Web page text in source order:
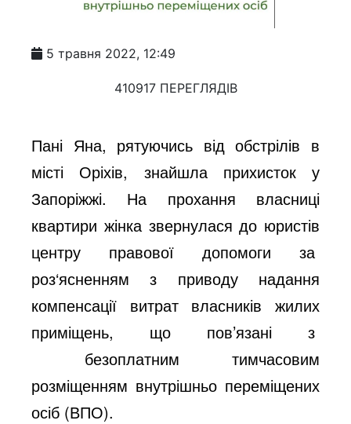
5 травня 2022, 12:49
410917 ПЕРЕГЛЯДІВ
Пані Яна, рятуючись від обстрілів в
місті Оріхів, знайшла прихисток у
Запоріжжі. На прохання власниці
квартири жінка звернулася до юристів
центру правової допомоги за
роз‘ясненням з приводу надання
компенсації витрат власників жилих
приміщень, що пов’язані з
безоплатним тимчасовим
розміщенням внутрішньо переміщених
осіб (ВПО).